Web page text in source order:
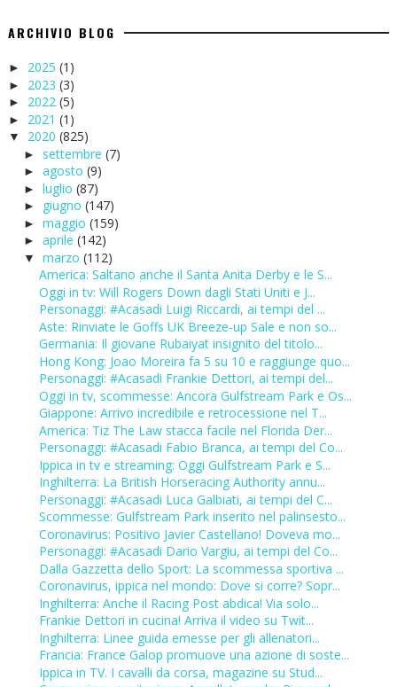
ARCHIVIO BLOG
► 2025 (1)
► 2023 (3)
► 2022 (5)
► 2021 (1)
▼ 2020 (825)
► settembre (7)
► agosto (9)
► luglio (87)
► giugno (147)
► maggio (159)
► aprile (142)
▼ marzo (112)
America: Saltano anche il Santa Anita Derby e le S...
Oggi in tv: Will Rogers Down dagli Stati Uniti e J...
Personaggi: #Acasadi Luigi Riccardi, ai tempi del ...
Aste: Rinviate le Goffs UK Breeze-up Sale e non so...
Germania: Il giovane Rubaiyat insignito del titolo...
Hong Kong: Joao Moreira fa 5 su 10 e raggiunge quo...
Personaggi: #Acasadi Frankie Dettori, ai tempi del...
Oggi in tv, scommesse: Ancora Gulfstream Park e Os...
Giappone: Arrivo incredibile e retrocessione nel T...
America: Tiz The Law stacca facile nel Florida Der...
Personaggi: #Acasadi Fabio Branca, ai tempi del Co...
Ippica in tv e streaming: Oggi Gulfstream Park e S...
Inghilterra: La British Horseracing Authority annu...
Personaggi: #Acasadi Luca Galbiati, ai tempi del C...
Scommesse: Gulfstream Park inserito nel palinsesto...
Coronavirus: Positivo Javier Castellano! Doveva mo...
Personaggi: #Acasadi Dario Vargiu, ai tempi del Co...
Dalla Gazzetta dello Sport: La scommessa sportiva ...
Coronavirus, ippica nel mondo: Dove si corre? Sopr...
Inghilterra: Anche il Racing Post abdica! Via solo...
Frankie Dettori in cucina! Arriva il video su Twit...
Inghilterra: Linee guida emesse per gli allenatori...
Francia: France Galop promuove una azione di soste...
Ippica in TV. I cavalli da corsa, magazine su Stud...